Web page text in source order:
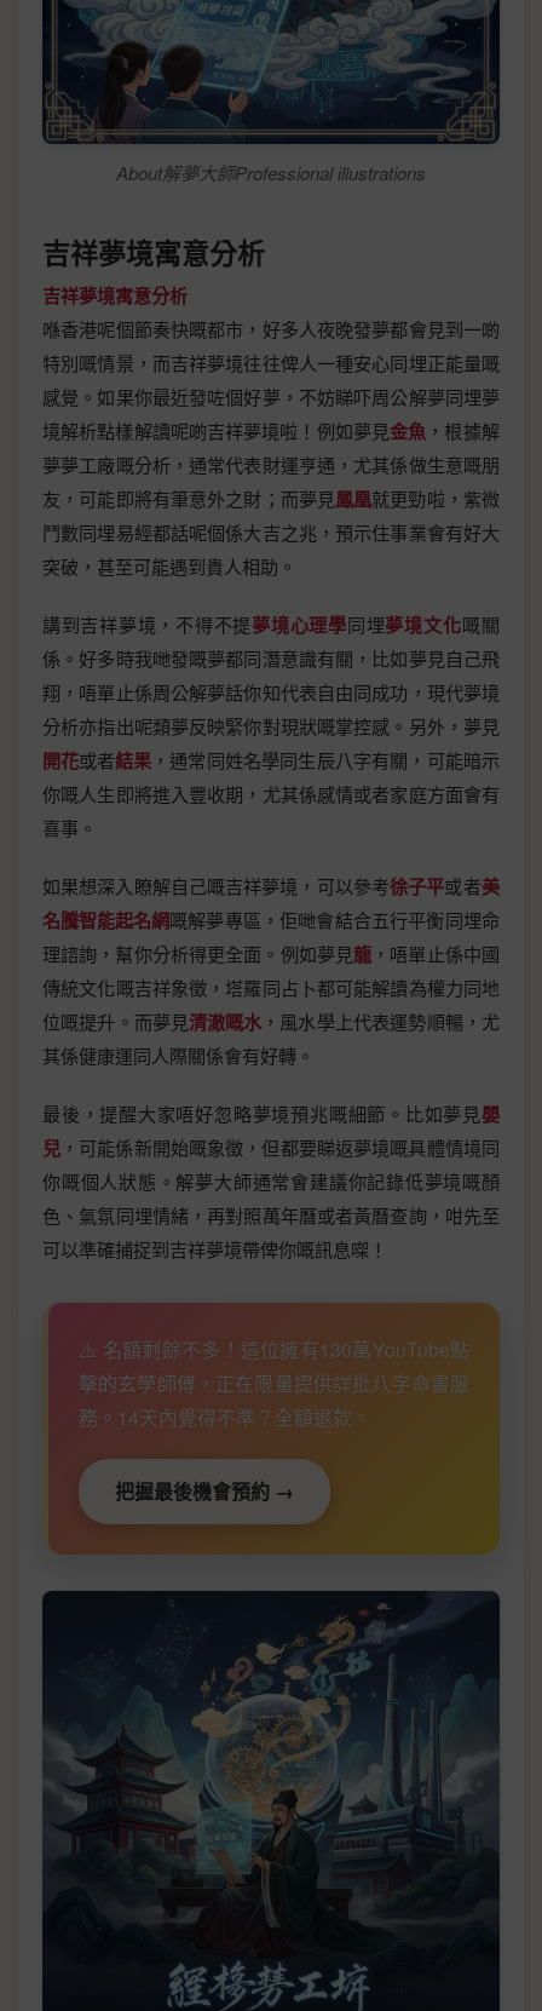
About解夢大師Professional illustrations
吉祥夢境寓意分析
吉祥夢境寓意分析
喺香港呢個節奏快嘅都市，好多人夜晚發夢都會見到一啲
特別嘅情景，而吉祥夢境往往俾人一種安心同埋正能量嘅
感覺。如果你最近發咗個好夢，不妨睇吓周公解夢同埋夢
境解析點樣解讀呢啲吉祥夢境啦！例如夢見金魚 ，根據解
夢夢工廠嘅分析，通常代表財運亨通，尤其係做生意嘅朋
友，可能即將有筆意外之財；而夢見鳳凰就更勁啦，紫微
鬥數同埋易經都話呢個係大吉之兆，預示住事業會有好大
突破，甚至可能遇到貴人相助。
講到吉祥夢境，不得不提夢境心理學同埋夢境文化嘅關
係。好多時我哋發嘅夢都同潛意識有關，比如夢見自己飛
翔，唔單止係周公解夢話你知代表自由同成功，現代夢境
分析亦指出呢類夢反映緊你對現狀嘅掌控感。另外，夢見
開花或者結果 ，通常同姓名學同生辰八字有關，可能暗示
你嘅人生即將進入豐收期，尤其係感情或者家庭方面會有
喜事。
如果想深入瞭解自己嘅吉祥夢境，可以參考徐子平或者美
名騰智能起名網嘅解夢專區，佢哋會結合五行平衡同埋命
理諮詢，幫你分析得更全面。例如夢見龍 ，唔單止係中國
傳統文化嘅吉祥象徵，塔羅同占卜都可能解讀為權力同地
位嘅提升。而夢見清澈嘅水 ，風水學上代表運勢順暢，尤
其係健康運同人際關係會有好轉。
最後，提醒大家唔好忽略夢境預兆嘅細節。比如夢見嬰
兒 ，可能係新開始嘅象徵，但都要睇返夢境嘅具體情境同
你嘅個人狀態。解夢大師通常會建議你記錄低夢境嘅顏
色、氣氛同埋情緒，再對照萬年曆或者黃曆查詢，咁先至
可以準確捕捉到吉祥夢境帶俾你嘅訊息㗎！
⚠️ 名額剩餘不多！這位擁有130萬YouTube點
擊的玄學師傅，正在限量提供詳批八字命書服
務。14天內覺得不準？全額退款。
把握最後機會預約 →